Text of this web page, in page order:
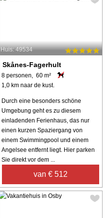
Huis: 49534
Skånes-Fagerhult
8 personen, 60 m²
1,0 km naar de kust.
Durch eine besonders schöne
Umgebung geht es zu diesem
einladenden Ferienhaus, das nur
einen kurzen Spaziergang von
einem Swimmingpool und einem
Angelsee entfernt liegt. Hier parken
Sie direkt vor dem ...
van € 512